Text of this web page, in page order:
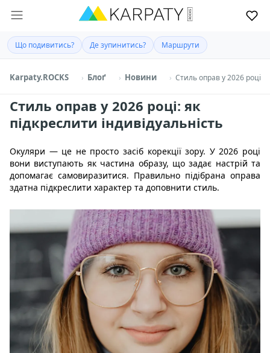
Що подивитись? Де зупинитись? Маршрути
Karpaty.ROCKS Блоґ Новини Стиль оправ у 2026 році:
Стиль оправ у 2026 році: як
підкреслити індивідуальність
Окуляри — це не просто засіб корекції зору. У 2026 році
вони виступають як частина образу, що задає настрій та
допомагає самовиразитися. Правильно підібрана оправа
здатна підкреслити характер та доповнити стиль.